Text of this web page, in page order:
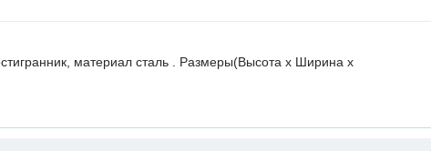
материал сталь . Размеры(Высота х Ширина х